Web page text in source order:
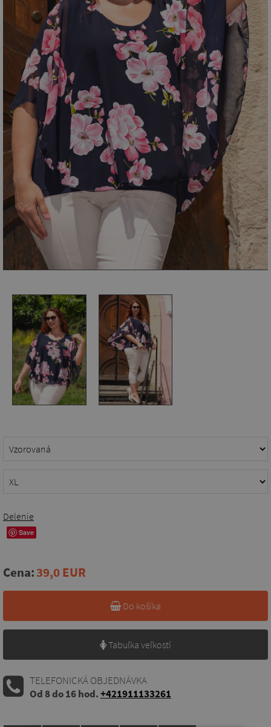
Delenie
Save
Cena:39,0 EUR
Do košíka
Tabuľka veľkostí
TELEFONICKÁ OBJEDNÁVKA
Od 8 do 16 hod.+421911133261